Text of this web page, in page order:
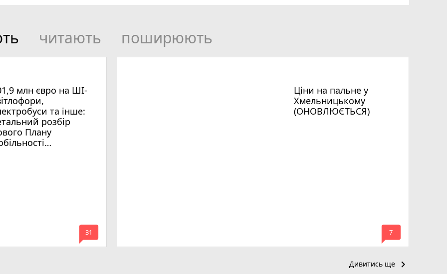
читають поширюють
млн євро на ШІ-
та інше:
розбір
Плану
mode_comment
31
Ціни на пальне у
Хмельницькому
(ОНОВЛЮЄТЬСЯ)
mode_comment
7
Дивитись ще keyboard_arrow_right